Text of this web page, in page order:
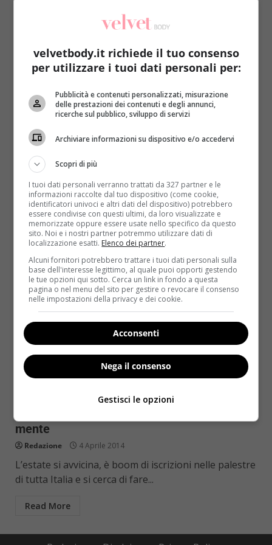
Aeroboxe: dimagrire e tonificare gambe e
glutei entro l’estate
“Riuscirò a dimagrire in fretta tonificando gambe e
glutei entro l’estate?” È forse questa la domanda
più...
Read More
Esercizi in palestra Fitness
mente
Redazione 4 Aprile 2014
L’estate si avvicina, è boom di iscrizioni nelle palestre
di tutta Italia e si cerca di fare...
Read More
velvetbody.it richiede il tuo consenso
per utilizzare i tuoi dati personali per:
Pubblicità e contenuti personalizzati, misurazione
delle prestazioni dei contenuti e degli annunci,
ricerche sul pubblico, sviluppo di servizi
Archiviare informazioni su dispositivo e/o accedervi
Scopri di più
I tuoi dati personali verranno trattati da 327 partner e le
informazioni raccolte dal tuo dispositivo (come cookie,
identificatori univoci e altri dati del dispositivo) potrebbero
essere condivise con questi ultimi, da loro visualizzate e
memorizzate oppure essere usate nello specifico da questo
sito. Noi e i nostri partner potremmo utilizzare dati di
localizzazione esatti. Elenco dei partner.
Alcuni fornitori potrebbero trattare i tuoi dati personali sulla
base dell'interesse legittimo, al quale puoi opporti gestendo
le tue opzioni qui sotto. Cerca un link in fondo a questa
pagina o nel menu del sito per gestire o revocare il consenso
nelle impostazioni della privacy e dei cookie.
Acconsenti
Nega il consenso
Gestisci le opzioni